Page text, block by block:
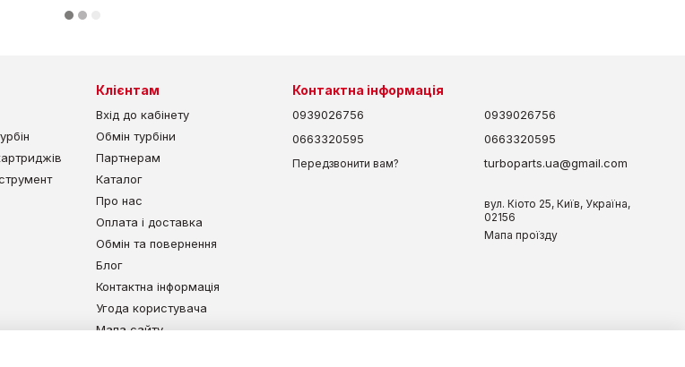
Клієнтам
Вхід до кабінету
Обмін турбіни
Партнерам
Каталог
Про нас
Оплата і доставка
Обмін та повернення
Блог
Контактна інформація
Угода користувача
Мапа сайту
Контактна інформація
0939026756
0663320595
Передзвонити вам?
0939026756
0663320595
turboparts.ua@gmail.com
вул. Кіото 25, Київ, Україна,
02156
Мапа проїзду